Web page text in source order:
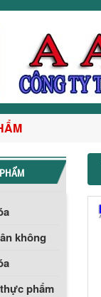
không
phẩm